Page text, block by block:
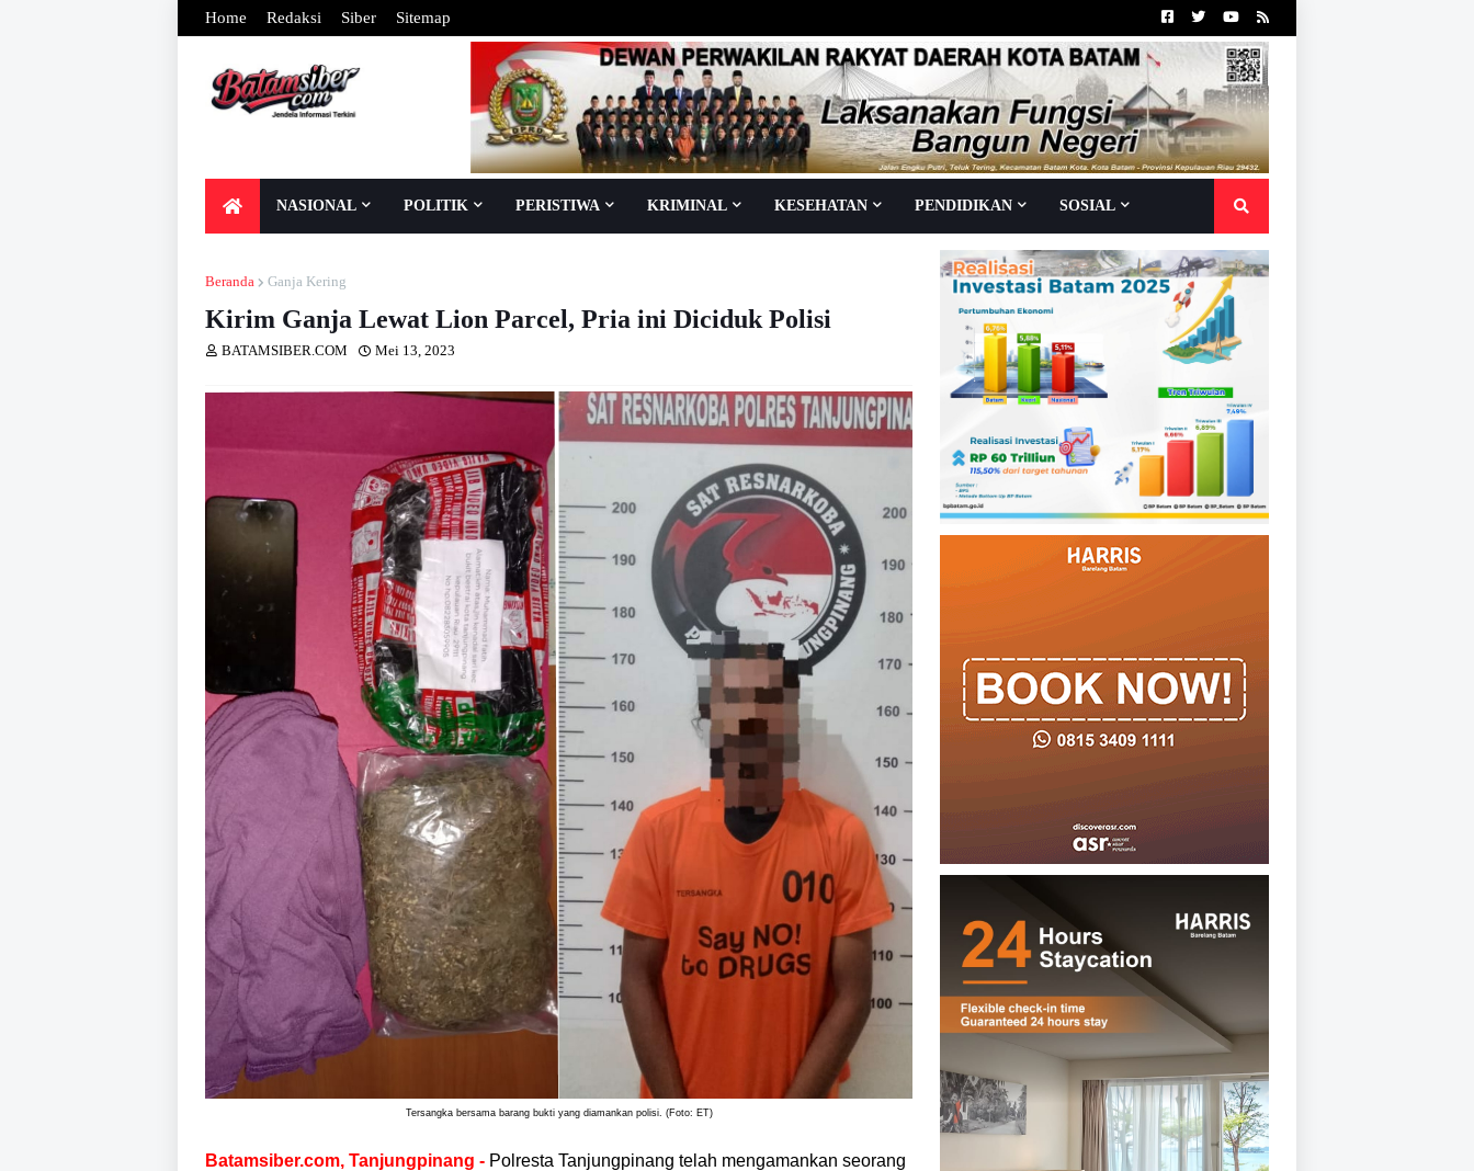
Home Redaksi Siber Sitemap
NASIONAL POLITIK PERISTIWA KRIMINAL KESEHATAN PENDIDIKAN SOSIAL
Beranda Ganja Kering
Kirim Ganja Lewat Lion Parcel, Pria ini Diciduk Polisi
BATAMSIBER.COM Mei 13, 2023
Tersangka bersama barang bukti yang diamankan polisi. (Foto: ET)
Batamsiber.com, Tanjungpinang - Polresta Tanjungpinang telah mengamankan seorang